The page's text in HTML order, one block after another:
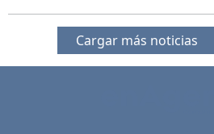
Cargar más noticias